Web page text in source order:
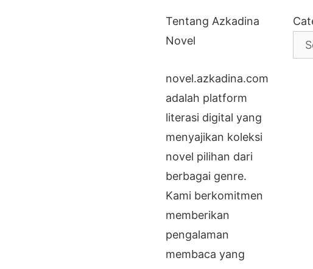
Tentang Azkadina
Novel
novel.azkadina.com
adalah platform
literasi digital yang
menyajikan koleksi
novel pilihan dari
berbagai genre.
Kami berkomitmen
memberikan
pengalaman
membaca yang